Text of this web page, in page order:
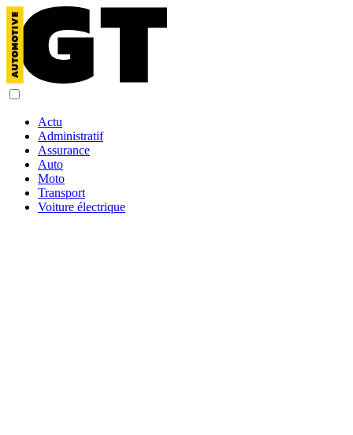
Actu
Administratif
Assurance
Auto
Moto
Transport
Voiture électrique